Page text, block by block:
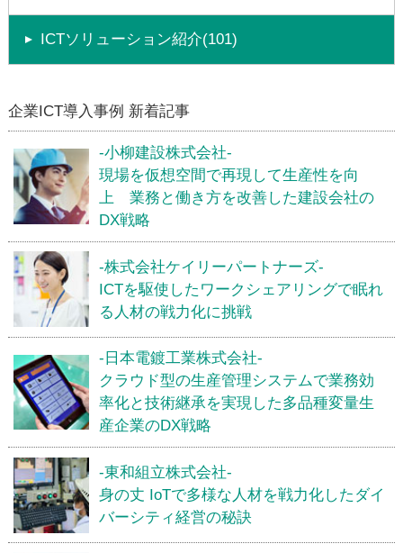
ICTソリューション紹介(101)
企業ICT導入事例 新着記事
-小柳建設株式会社-
現場を仮想空間で再現して生産性を向
上 業務と働き方を改善した建設会社の
DX戦略
-株式会社ケイリーパートナーズ-
ICTを駆使したワークシェアリングで眠れ
る人材の戦力化に挑戦
-日本電鍍工業株式会社-
クラウド型の生産管理システムで業務効
率化と技術継承を実現した多品種変量生
産企業のDX戦略
-東和組立株式会社-
身の丈 IoTで多様な人材を戦力化したダイ
バーシティ経営の秘訣